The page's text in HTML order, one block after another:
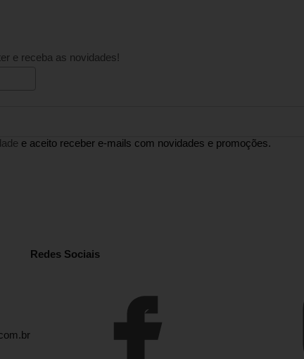
e receba as novidades!
e aceito receber e-mails com novidades e promoções.
Redes Sociais